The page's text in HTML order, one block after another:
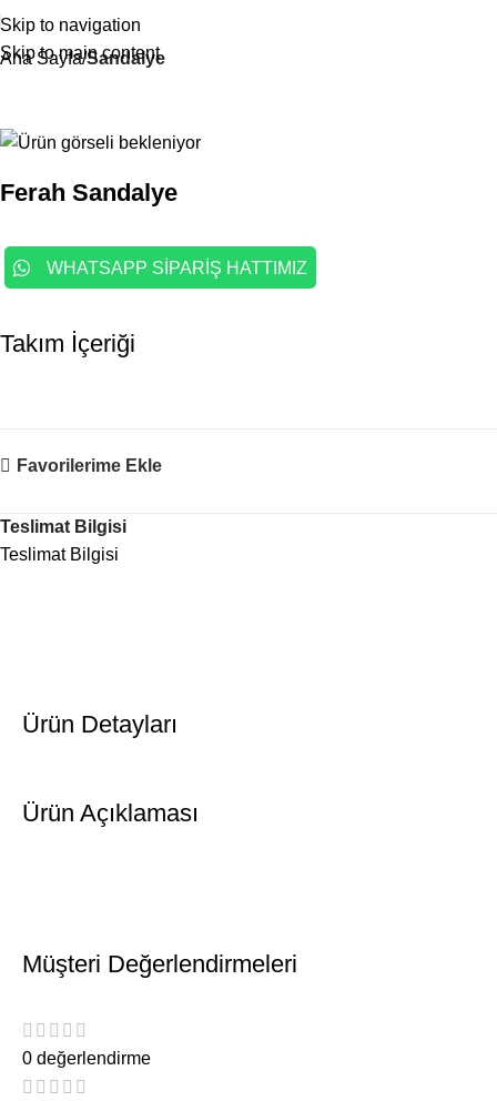
Skip to navigation
Skip to main content
Ana Sayfa Sandalye
Ferah Sandalye
WHATSAPP SİPARİŞ HATTIMIZ
Takım İçeriği
Favorilerime Ekle
Teslimat Bilgisi
Teslimat Bilgisi
Ürün Detayları
Ürün Açıklaması
Müşteri Değerlendirmeleri
0 değerlendirme